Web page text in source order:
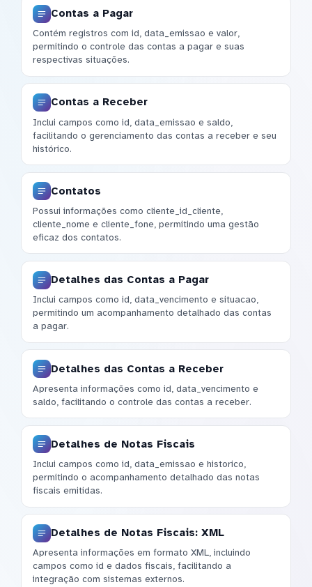
Contas a Pagar
Contém registros com id, data_emissao e valor,
permitindo o controle das contas a pagar e suas
respectivas situações.
Contas a Receber
Inclui campos como id, data_emissao e saldo,
facilitando o gerenciamento das contas a receber e seu
histórico.
Contatos
Possui informações como cliente_id_cliente,
cliente_nome e cliente_fone, permitindo uma gestão
eficaz dos contatos.
Detalhes das Contas a Pagar
Inclui campos como id, data_vencimento e situacao,
permitindo um acompanhamento detalhado das contas
a pagar.
Detalhes das Contas a Receber
Apresenta informações como id, data_vencimento e
saldo, facilitando o controle das contas a receber.
Detalhes de Notas Fiscais
Inclui campos como id, data_emissao e historico,
permitindo o acompanhamento detalhado das notas
fiscais emitidas.
Detalhes de Notas Fiscais: XML
Apresenta informações em formato XML, incluindo
campos como id e dados fiscais, facilitando a
integração com sistemas externos.